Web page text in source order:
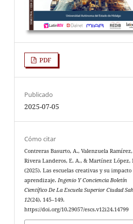
PDF
Publicado
2025-07-05
Cómo citar
Contreras Basurto, A., Valenzuela Ramírez,
Rivera Landeros, E. A., & Martínez López,
(2025). Las escuelas creativas y su impacto
aprendizaje.Ingenio Y Conciencia Boletín
Científico De La Escuela Superior Ciudad
12(24), 145–149.
https://doi.org/10.29057/escs.v12i24.14799